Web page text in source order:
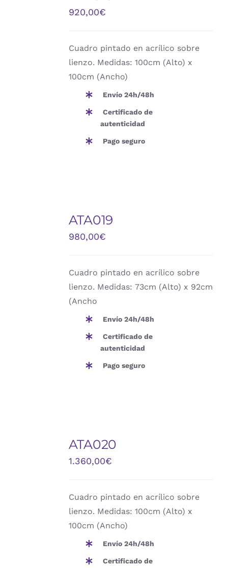
920,00€
Cuadro pintado en acrílico sobre
lienzo. Medidas: 100cm (Alto) x
100cm (Ancho)
Envío 24h/48h
Certificado de
autenticidad
Pago seguro
ATA019
980,00€
Cuadro pintado en acrílico sobre
lienzo. Medidas: 73cm (Alto) x 92cm
(Ancho
Envío 24h/48h
Certificado de
autenticidad
Pago seguro
ATA020
1.360,00€
Cuadro pintado en acrílico sobre
lienzo. Medidas: 100cm (Alto) x
100cm (Ancho)
Envío 24h/48h
Certificado de